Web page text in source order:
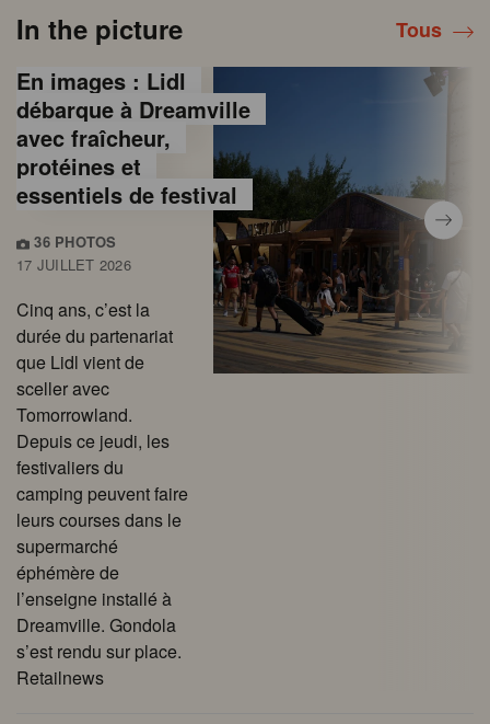
In the picture Tous
En images : Lidl
débarque à Dreamville
avec fraîcheur,
protéines et
essentiels de festival
36 PHOTOS
17 JUILLET 2026
Cinq ans, c’est la
durée du partenariat
que Lidl vient de
sceller avec
Tomorrowland.
Depuis ce jeudi, les
festivaliers du
camping peuvent faire
leurs courses dans le
supermarché
éphémère de
l’enseigne installé à
Dreamville. Gondola
s’est rendu sur place.
Retailnews